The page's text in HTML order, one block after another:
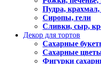
Пудра, крахмал,
Сиропы, гели
Сливки, сыр,
Декор для тортов
Сахарные
Сахарные
Фигурки